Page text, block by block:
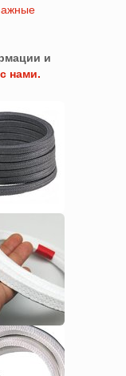
и
нами.